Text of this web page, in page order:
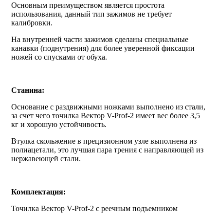
Основным преимуществом является простота
использования, данный тип зажимов не требует
калибровки.
На внутренней части зажимов сделаны специальные
канавки (поднутрения) для более уверенной фиксации
ножей со спусками от обуха.
Станина:
Основание с раздвижными ножками выполнено из стали,
за счет чего точилка Вектор V-Prof-2 имеет вес более 3,5
кг и хорошую устойчивость.
Втулка скольжение в прецизионном узле выполнена из
полиацетали, это лучшая пара трения с направляющей из
нержавеющей стали.
Комплектация:
Точилка Вектор V-Prof-2 с реечным подъемником